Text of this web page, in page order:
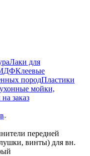
Лаки для
Клеевые
породПластики
мойки,
заказ
передней
винты) для вн.